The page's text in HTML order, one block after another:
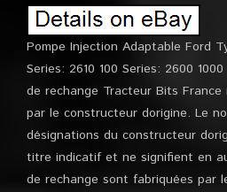
Pompe Injection Adaptable Ford
Series: 2610 100 Series: 2600
de rechange Tracteur Bits
par le constructeur dorigine. Le
désignations du constructeur
titre indicatif et ne signifient en
de rechange sont fabriquées par